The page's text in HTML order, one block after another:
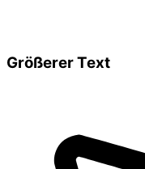
Größerer Text